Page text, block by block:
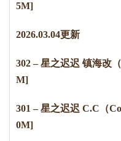
5M]
2026.03.04更新
302 – 星之迟迟 镇海改
M]
301 – 星之迟迟 C.C（
0M]